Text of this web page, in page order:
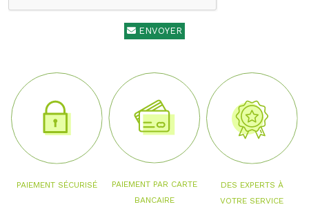
ENVOYER
PAIEMENT SÉCURISÉ
PAIEMENT PAR CARTE
BANCAIRE
DES EXPERTS À
VOTRE SERVICE